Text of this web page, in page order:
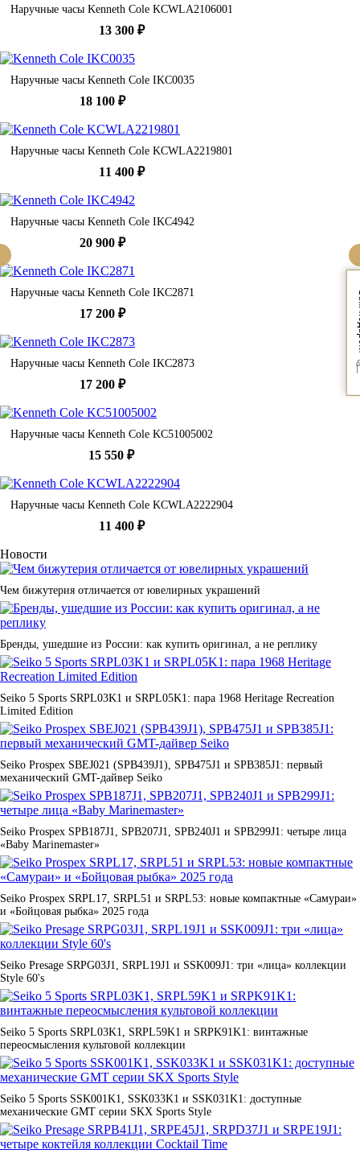
Наручные часы Kenneth Cole KCWLA2106001
13 300 ₽
Наручные часы Kenneth Cole IKC0035
18 100 ₽
Наручные часы Kenneth Cole KCWLA2219801
11 400 ₽
Наручные часы Kenneth Cole IKC4942
20 900 ₽
Наручные часы Kenneth Cole IKC2871
17 200 ₽
Наручные часы Kenneth Cole IKC2873
17 200 ₽
Наручные часы Kenneth Cole KC51005002
15 550 ₽
Наручные часы Kenneth Cole KCWLA2222904
11 400 ₽
Новости
Чем бижутерия отличается от ювелирных украшений
Бренды, ушедшие из России: как купить оригинал, а не реплику
Seiko 5 Sports SRPL03K1 и SRPL05K1: пара 1968 Heritage Recreation
Limited Edition
Seiko Prospex SBEJ021 (SPB439J1), SPB475J1 и SPB385J1: первый
механический GMT-дайвер Seiko
Seiko Prospex SPB187J1, SPB207J1, SPB240J1 и SPB299J1: четыре лица
«Baby Marinemaster»
Seiko Prospex SRPL17, SRPL51 и SRPL53: новые компактные «Самураи»
и «Бойцовая рыбка» 2025 года
Seiko Presage SRPG03J1, SRPL19J1 и SSK009J1: три «лица» коллекции
Style 60's
Seiko 5 Sports SRPL03K1, SRPL59K1 и SRPK91K1: винтажные
переосмысления культовой коллекции
Seiko 5 Sports SSK001K1, SSK033K1 и SSK031K1: доступные
механические GMT серии SKX Sports Style